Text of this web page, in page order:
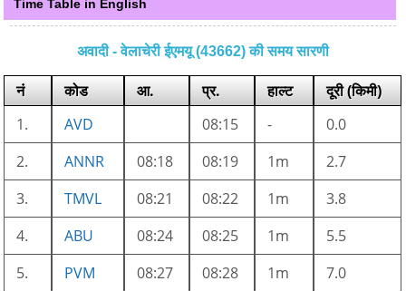
Time Table in English
अवादी - वेलाचेरी ईएमयू (43662) की समय सारणी
नं कोड आ. प्र. हाल्ट
दूरी (किमी)
1.
AVD 08:15 -
0.0
2.
ANNR 08:18 08:19 1m
2.7
3.
TMVL 08:21 08:22 1m
3.8
4.
ABU 08:24 08:25 1m
5.5
5.
PVM 08:27 08:28 1m
7.0